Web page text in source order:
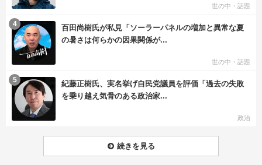
世の中・話題
百田尚樹氏が私見「ソーラーパネルの増加と異常な夏
の暑さは何らかの因果関係が...
世の中・話題
4
紀藤正樹氏、実名挙げ自民党議員を評価「過去の失敗
を乗り越え気骨のある政治家...
政治
5
続きを見る